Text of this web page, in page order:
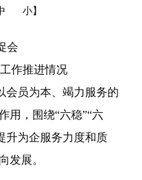
小】
会
作推进情况
会员为本、竭力服务的
用，围绕“六稳”“六
升为企服务力度和质
发展。